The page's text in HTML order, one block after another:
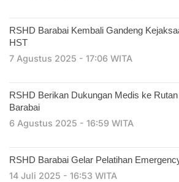
RSHD Barabai Kembali Gandeng
HST
7 Agustus 2025 - 17:06 WITA
RSHD Berikan Dukungan Medis ke Rutan
Barabai
6 Agustus 2025 - 16:59 WITA
RSHD Barabai Gelar Pelatihan
14 Juli 2025 - 16:53 WITA